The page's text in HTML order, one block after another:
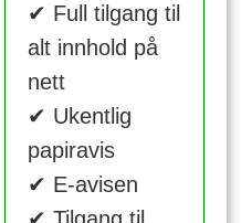
✔ Full tilgang til
alt innhold på
nett
✔ Ukentlig
papiravis
✔ E-avisen